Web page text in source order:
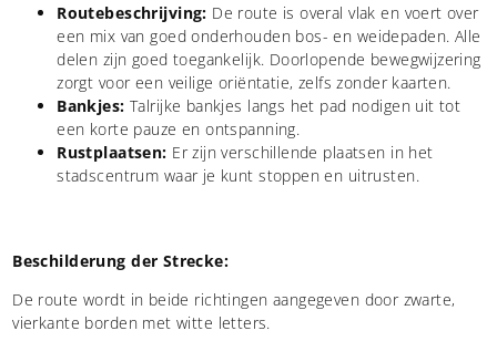
Routebeschrijving: De route is overal vlak en voert over
een mix van goed onderhouden bos- en weidepaden. Alle
delen zijn goed toegankelijk. Doorlopende bewegwijzering
zorgt voor een veilige oriëntatie, zelfs zonder kaarten.
Bankjes: Talrijke bankjes langs het pad nodigen uit tot
een korte pauze en ontspanning.
Rustplaatsen: Er zijn verschillende plaatsen in het
stadscentrum waar je kunt stoppen en uitrusten.
Beschilderung der Strecke:
De route wordt in beide richtingen aangegeven door zwarte,
vierkante borden met witte letters.